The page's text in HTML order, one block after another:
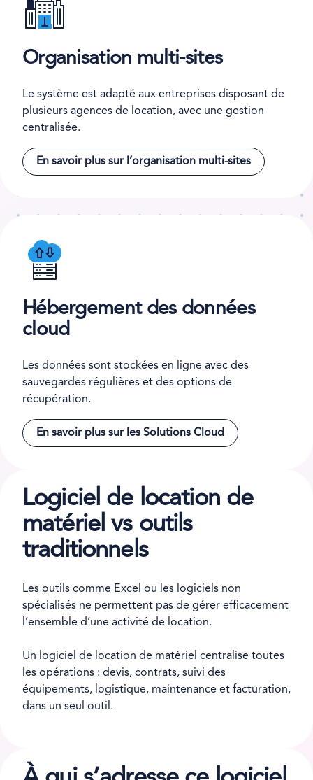
Organisation multi-sites
Le système est adapté aux entreprises disposant de
plusieurs agences de location, avec une gestion
centralisée.
En savoir plus sur l’organisation multi-sites
Hébergement des données
cloud
Les données sont stockées en ligne avec des
sauvegardes régulières et des options de
récupération.
En savoir plus sur les Solutions Cloud
Logiciel de location de
matériel vs outils
traditionnels
Les outils comme Excel ou les logiciels non
spécialisés ne permettent pas de gérer efficacement
l’ensemble d’une activité de location.
Un logiciel de location de matériel centralise toutes
les opérations : devis, contrats, suivi des
équipements, logistique, maintenance et facturation,
dans un seul outil.